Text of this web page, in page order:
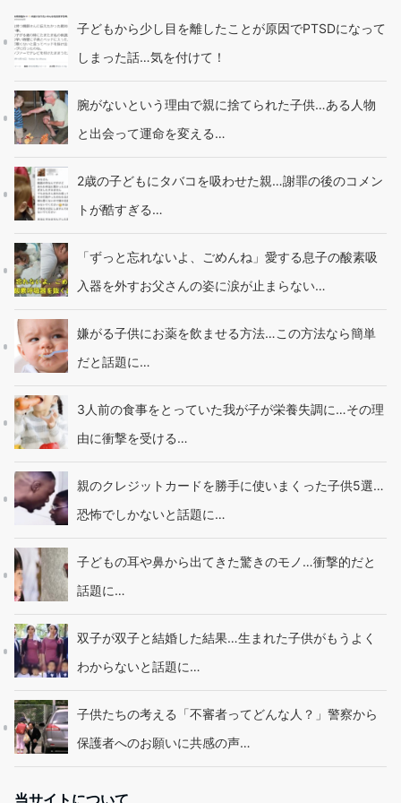
子どもから少し目を離したことが原因でPTSDになって
しまった話…気を付けて！
腕がないという理由で親に捨てられた子供…ある人物
と出会って運命を変える…
2歳の子どもにタバコを吸わせた親…謝罪の後のコメン
トが酷すぎる…
「ずっと忘れないよ、ごめんね」愛する息子の酸素吸
入器を外すお父さんの姿に涙が止まらない…
嫌がる子供にお薬を飲ませる方法…この方法なら簡単
だと話題に…
3人前の食事をとっていた我が子が栄養失調に…その理
由に衝撃を受ける…
親のクレジットカードを勝手に使いまくった子供5選…
恐怖でしかないと話題に…
子どもの耳や鼻から出てきた驚きのモノ…衝撃的だと
話題に…
双子が双子と結婚した結果…生まれた子供がもうよく
わからないと話題に…
子供たちの考える「不審者ってどんな人？」警察から
保護者へのお願いに共感の声…